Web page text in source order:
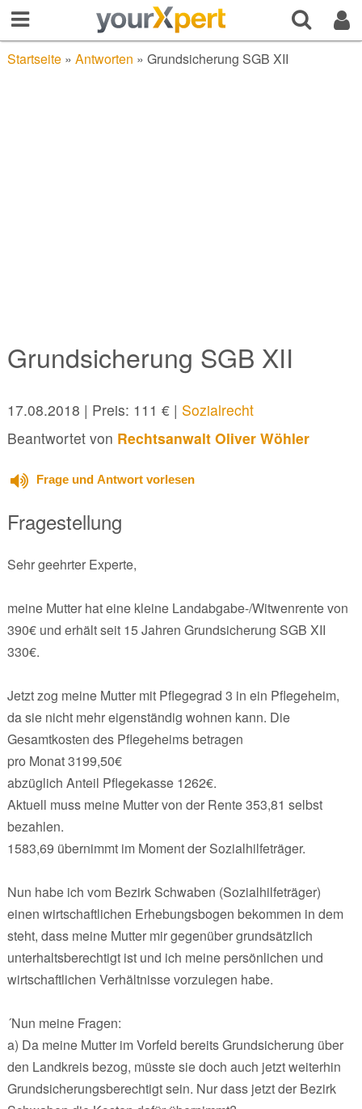
Startseite» Antworten » Grundsicherung SGB XII
Grundsicherung SGB XII
17.08.2018 | Preis: 111 € | Sozialrecht
Beantwortet von Rechtsanwalt Oliver Wöhler
Frage und Antwort vorlesen
Fragestellung
Sehr geehrter Experte,
meine Mutter hat eine kleine Landabgabe-/Witwenrente von
390€ und erhält seit 15 Jahren Grundsicherung SGB XII
330€.
Jetzt zog meine Mutter mit Pflegegrad 3 in ein Pflegeheim,
da sie nicht mehr eigenständig wohnen kann. Die
Gesamtkosten des Pflegeheims betragen
pro Monat 3199,50€
abzüglich Anteil Pflegekasse 1262€.
Aktuell muss meine Mutter von der Rente 353,81 selbst
bezahlen.
1583,69 übernimmt im Moment der Sozialhilfeträger.
Nun habe ich vom Bezirk Schwaben (Sozialhilfeträger)
einen wirtschaftlichen Erhebungsbogen bekommen in dem
steht, dass meine Mutter mir gegenüber grundsätzlich
unterhaltsberechtigt ist und ich meine persönlichen und
wirtschaftlichen Verhältnisse vorzulegen habe.
´Nun meine Fragen:
a) Da meine Mutter im Vorfeld bereits Grundsicherung über
den Landkreis bezog, müsste sie doch auch jetzt weiterhin
Grundsicherungsberechtigt sein. Nur dass jetzt der Bezirk